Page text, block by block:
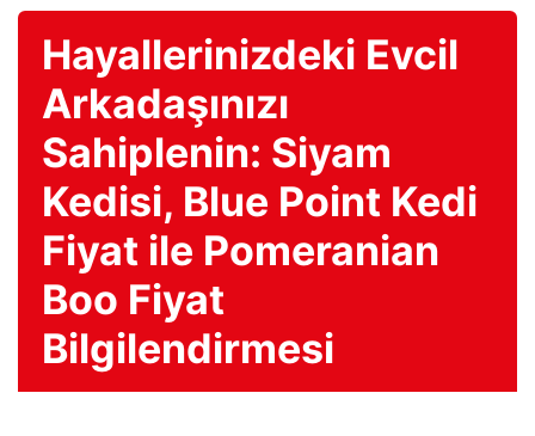
Hayallerinizdeki Evcil
Arkadaşınızı
Sahiplenin: Siyam
Kedisi, Blue Point Kedi
Fiyat ile Pomeranian
Boo Fiyat
Bilgilendirmesi